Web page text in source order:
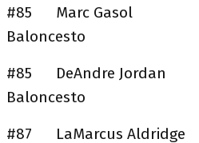
#85 Marc Gasol
Baloncesto
#85 DeAndre
Baloncesto
#87 LaMarcus